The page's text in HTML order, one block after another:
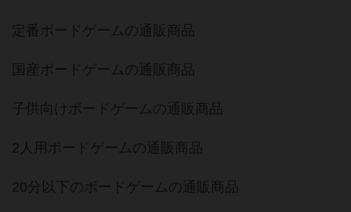
定番ボードゲームの通販商品
国産ボードゲームの通販商品
子供向けボードゲームの通販商品
2人用ボードゲームの通販商品
20分以下のボードゲームの通販商品